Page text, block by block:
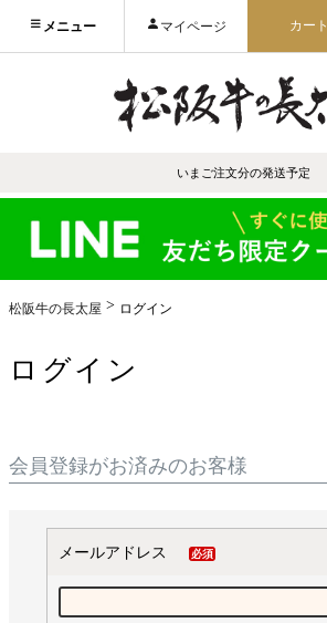
メニュー マイページ カート
いまご注文分の発送予定
松阪牛の長太屋 ログイン
ログイン
会員登録がお済みのお客様
メールアドレス